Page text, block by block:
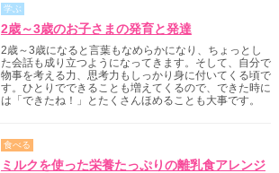
学ぶ
2歳～3歳のお子さまの発育と発達
2歳～3歳になると言葉もなめらかになり、ちょっとし
た会話も成り立つようになってきます。そして、自分で
物事を考える力、思考力もしっかり身に付いてくる頃で
す。ひとりでできることも増えてくるので、できた時に
は「できたね！」とたくさんほめることも大事です。
食べる
ミルクを使った栄養たっぷりの離乳食アレンジ